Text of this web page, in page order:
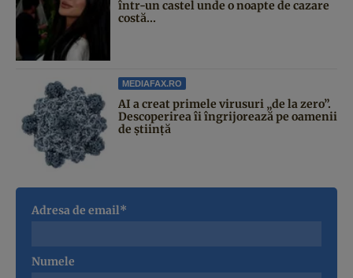
într-un castel unde o noapte de cazare
costă...
MEDIAFAX.RO
AI a creat primele virusuri „de la zero”.
Descoperirea îi îngrijorează pe oamenii
de știință
Adresa de email*
Numele